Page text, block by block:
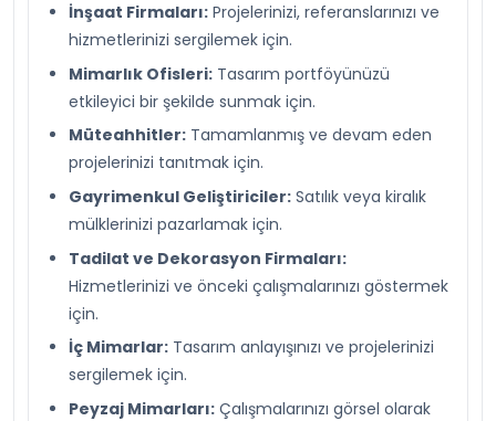
İnşaat Firmaları: Projelerinizi, referanslarınızı ve
hizmetlerinizi sergilemek için.
Mimarlık Ofisleri: Tasarım portföyünüzü
etkileyici bir şekilde sunmak için.
Müteahhitler: Tamamlanmış ve devam eden
projelerinizi tanıtmak için.
Gayrimenkul Geliştiriciler: Satılık veya kiralık
mülklerinizi pazarlamak için.
Tadilat ve Dekorasyon Firmaları:
Hizmetlerinizi ve önceki çalışmalarınızı göstermek
için.
İç Mimarlar: Tasarım anlayışınızı ve projelerinizi
sergilemek için.
Peyzaj Mimarları: Çalışmalarınızı görsel olarak